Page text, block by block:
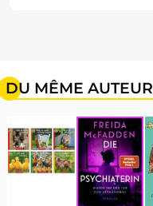
DU MÊME AUTEUR